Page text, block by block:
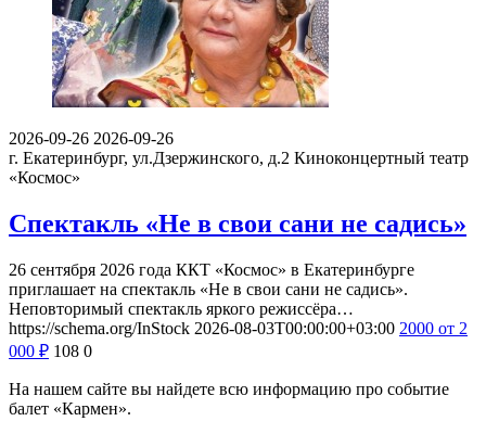
2026-09-26 2026-09-26
г. Екатеринбург, ул.Дзержинского, д.2 Киноконцертный театр
«Космос»
Спектакль «Не в свои сани не садись»
26 сентября 2026 года ККТ «Космос» в Екатеринбурге
приглашает на спектакль «Не в свои сани не садись».
Неповторимый спектакль яркого режиссёра…
https://schema.org/InStock 2026-08-03T00:00:00+03:00 2000 от 2
000 ₽ 108 0
На нашем сайте вы найдете всю информацию про событие
балет «Кармен».